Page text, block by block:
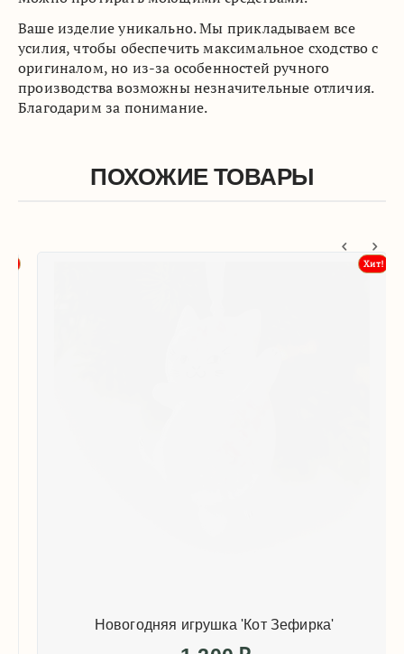
Ваше изделие уникально. Мы прикладываем все
усилия, чтобы обеспечить максимальное сходство с
оригиналом, но из-за особенностей ручного
производства возможны незначительные отличия.
Благодарим за понимание.
ПОХОЖИЕ ТОВАРЫ
Хит!
Новогодняя игрушка 'Кот Зефирка'